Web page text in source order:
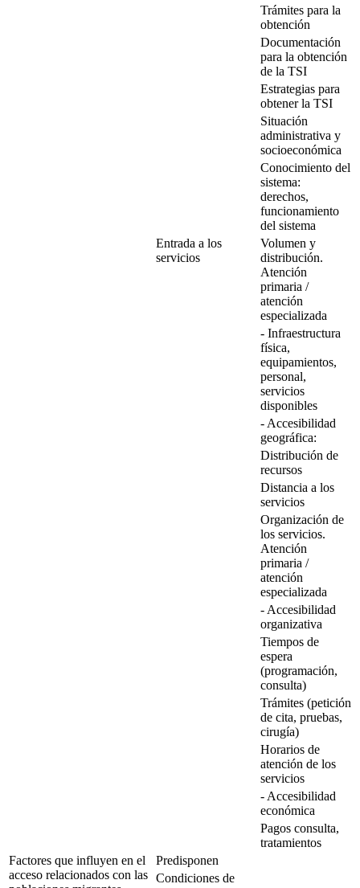
Trámites para la
obtención
Documentación
para la obtención
de la TSI
Estrategias para
obtener la TSI
Situación
administrativa y
socioeconómica
Conocimiento del
sistema:
derechos,
funcionamiento
del sistema
Entrada a los
servicios
Volumen y
distribución.
Atención
primaria /
atención
especializada
- Infraestructura
física,
equipamientos,
personal,
servicios
disponibles
- Accesibilidad
geográfica:
Distribución de
recursos
Distancia a los
servicios
Organización de
los servicios.
Atención
primaria /
atención
especializada
- Accesibilidad
organizativa
Tiempos de
espera
(programación,
consulta)
Trámites (petición
de cita, pruebas,
cirugía)
Horarios de
atención de los
servicios
- Accesibilidad
económica
Pagos consulta,
tratamientos
Factores que influyen en el
acceso relacionados con las
Predisponen
Condiciones de